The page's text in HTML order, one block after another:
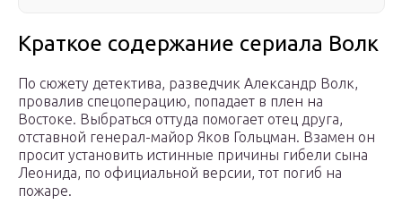
Краткое содержание сериала Волк
По сюжету детектива, разведчик Александр Волк,
провалив спецоперацию, попадает в плен на
Востоке. Выбраться оттуда помогает отец друга,
отставной генерал-майор Яков Гольцман. Взамен он
просит установить истинные причины гибели сына
Леонида, по официальной версии, тот погиб на
пожаре.